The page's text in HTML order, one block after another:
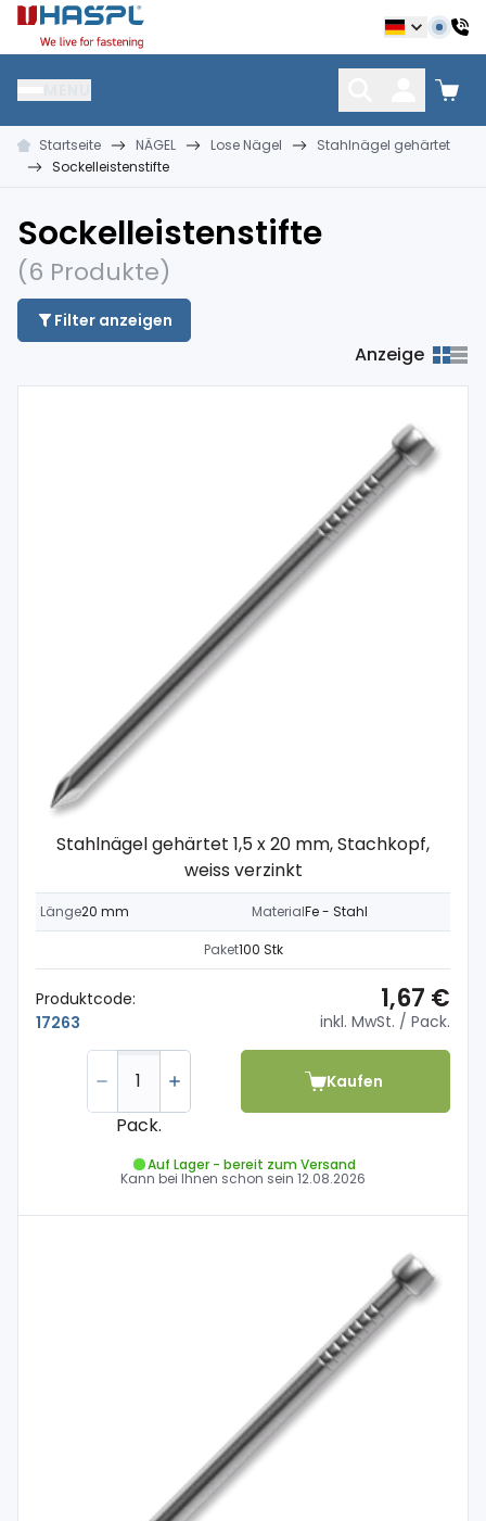
Hašpl
NÄGEL VERBINDUNGSMATERIAL DÜBEL UND
Startseite NÄGEL Lose Nägel
Stahlnägel gehärtet
Sockelleistenstifte
Sockelleistenstifte
(6 Produkte)
Filter anzeigen
Anzeige
Stahlnägel gehärtet 1,5 x 20 mm, Stachkopf,
weiss verzinkt
Länge20 mm MaterialFe - Stahl
Paket100 Stk
Produktcode:
17263
1,67 €
inkl. MwSt. / Pack.
Pack.
Kaufen
Auf Lager - bereit zum Versand
Kann bei Ihnen schon sein 12.08.2026